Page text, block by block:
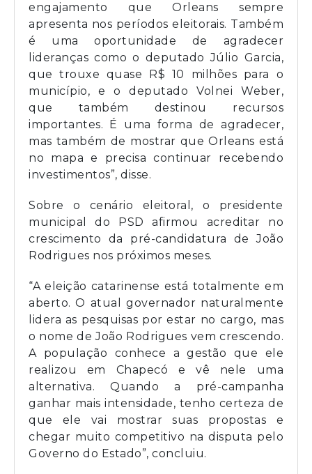
engajamento que Orleans sempre
apresenta nos períodos eleitorais. Também
é uma oportunidade de agradecer
lideranças como o deputado Júlio Garcia,
que trouxe quase R$ 10 milhões para o
município, e o deputado Volnei Weber,
que também destinou recursos
importantes. É uma forma de agradecer,
mas também de mostrar que Orleans está
no mapa e precisa continuar recebendo
investimentos”, disse.
Sobre o cenário eleitoral, o presidente
municipal do PSD afirmou acreditar no
crescimento da pré-candidatura de João
Rodrigues nos próximos meses.
“A eleição catarinense está totalmente em
aberto. O atual governador naturalmente
lidera as pesquisas por estar no cargo, mas
o nome de João Rodrigues vem crescendo.
A população conhece a gestão que ele
realizou em Chapecó e vê nele uma
alternativa. Quando a pré-campanha
ganhar mais intensidade, tenho certeza de
que ele vai mostrar suas propostas e
chegar muito competitivo na disputa pelo
Governo do Estado”, concluiu.